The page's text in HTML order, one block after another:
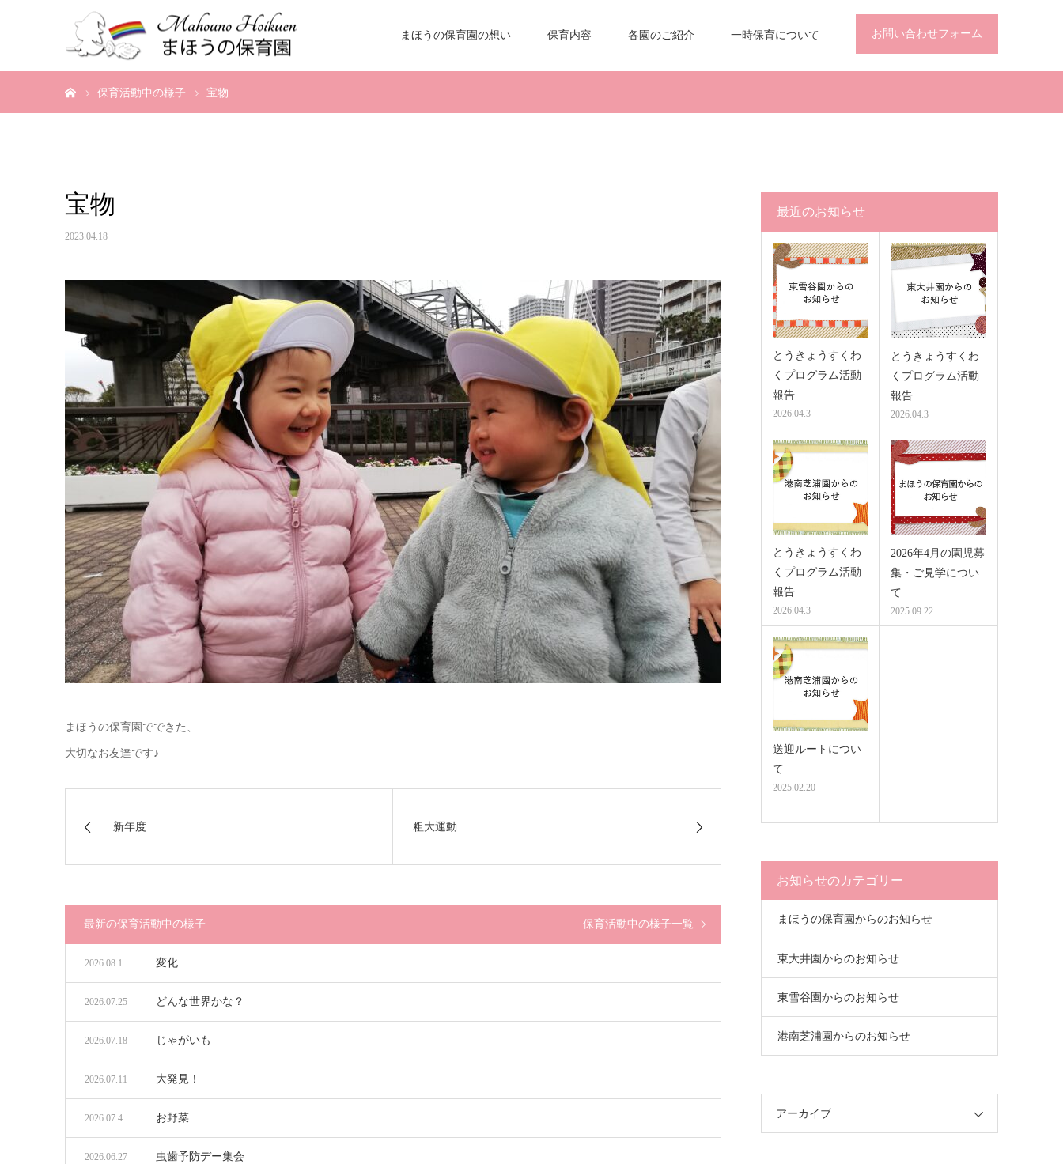
お問い合わせフォーム
まほうの保育園の想い 保育内容 各園のご紹介 一時保育について
保育活動中の様子 宝物
宝物
2023.04.18
まほうの保育園でできた、
大切なお友達です♪
新年度 粗大運動
最新の保育活動中の様子 保育活動中の様子一覧
変化
2026.08.1
どんな世界かな？
2026.07.25
じゃがいも
2026.07.18
大発見！
2026.07.11
お野菜
2026.07.4
虫歯予防デー集会
2026.06.27
最近のお知らせ
とうきょうすくわ
くプログラム活動
報告
2026.04.3
とうきょうすくわ
くプログラム活動
報告
2026.04.3
とうきょうすくわ
くプログラム活動
報告
2026.04.3
2026年4月の園児募
集・ご見学につい
て
2025.09.22
送迎ルートについ
て
2025.02.20
お知らせのカテゴリー
まほうの保育園からのお知らせ
東大井園からのお知らせ
東雪谷園からのお知らせ
港南芝浦園からのお知らせ
アーカイブ